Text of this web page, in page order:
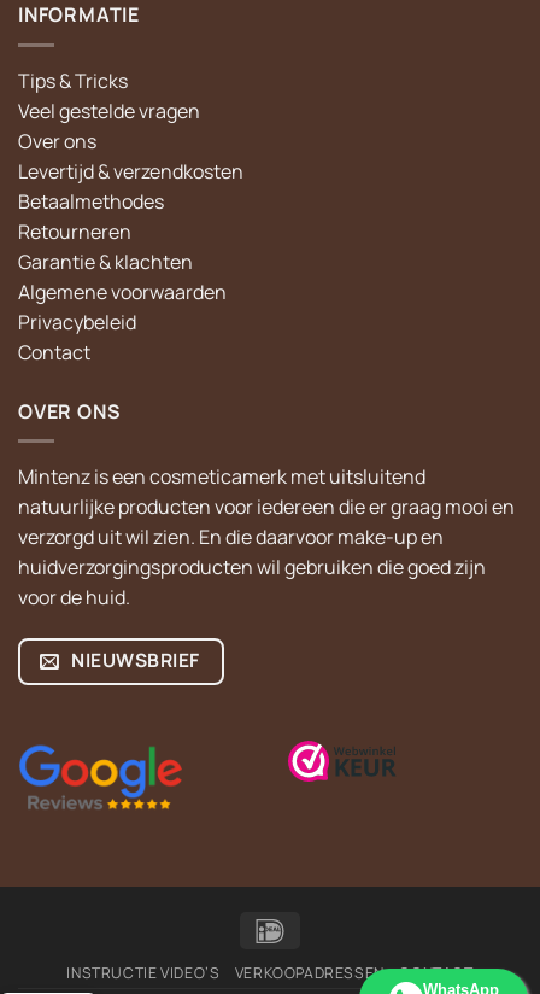
INFORMATIE
Tips & Tricks
Veel gestelde vragen
Over ons
Levertijd & verzendkosten
Betaalmethodes
Retourneren
Garantie & klachten
Algemene voorwaarden
Privacybeleid
Contact
OVER ONS
Mintenz is een cosmeticamerk met uitsluitend
natuurlijke producten voor iedereen die er graag mooi en
verzorgd uit wil zien. En die daarvoor make-up en
huidverzorgingsproducten wil gebruiken die goed zijn
voor de huid.
NIEUWSBRIEF
INSTRUCTIE VIDEO’S VERKOOPADRESSEN CONTACT
WhatsApp